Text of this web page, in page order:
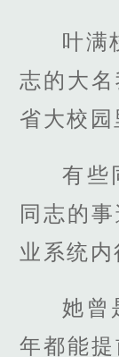
叶满
志的大
省大校园
有些
同志的
业系统内
她曾
年都能